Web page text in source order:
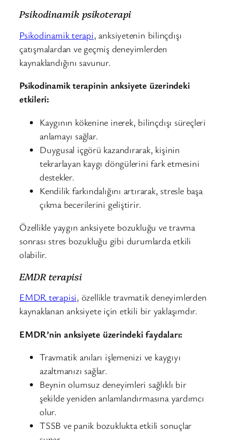
Psikodinamik psikoterapi
Psikodinamik terapi, anksiyetenin bilinçdışı
çatışmalardan ve geçmiş deneyimlerden
kaynaklandığını savunur.
Psikodinamik terapinin anksiyete üzerindeki
etkileri:
Kaygının kökenine inerek, bilinçdışı süreçleri
anlamayı sağlar.
Duygusal içgörü kazandırarak, kişinin
tekrarlayan kaygı döngülerini fark etmesini
destekler.
Kendilik farkındalığını artırarak, stresle başa
çıkma becerilerini geliştirir.
Özellikle yaygın anksiyete bozukluğu ve travma
sonrası stres bozukluğu gibi durumlarda etkili
olabilir.
EMDR terapisi
EMDR terapisi, özellikle travmatik deneyimlerden
kaynaklanan anksiyete için etkili bir yaklaşımdır.
EMDR’nin anksiyete üzerindeki faydaları:
Travmatik anıları işlemenizi ve kaygıyı
azaltmanızı sağlar.
Beynin olumsuz deneyimleri sağlıklı bir
şekilde yeniden anlamlandırmasına yardımcı
olur.
TSSB ve panik bozuklukta etkili sonuçlar